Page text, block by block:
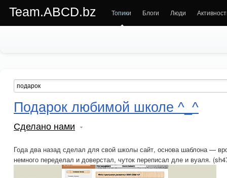
Team.ABCD.bz Топики Блоги Люди
Подарок любимой школе ^_^
Сделано нами
Года два назад сделал для свой школы сайт, основа шаблона —
немного переделал и доверстал, чуток переписал дле и вуаля.